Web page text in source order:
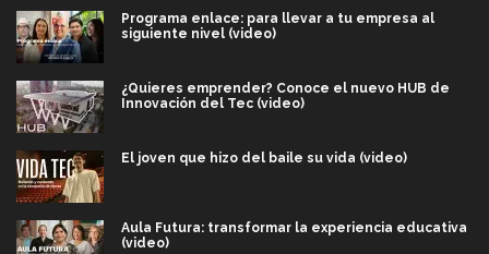
Programa enlace: para llevar a tu empresa al
siguiente nivel (video)
¿Quieres emprender? Conoce el nuevo HUB de
Innovación del Tec (video)
El joven que hizo del baile su vida (video)
Aula Futura: transformar la experiencia educativa
(video)